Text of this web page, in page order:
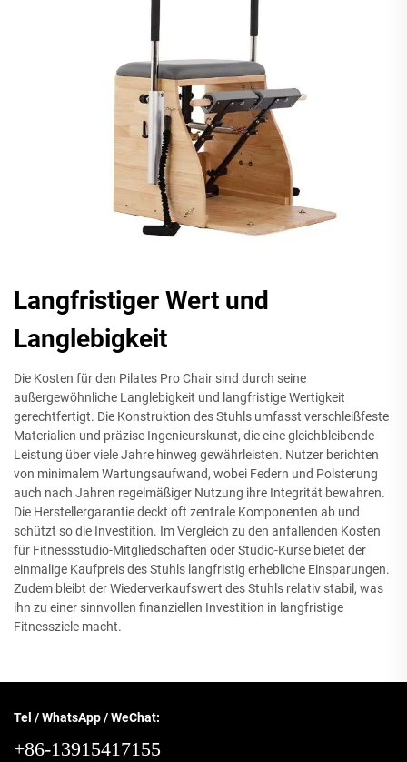
Langfristiger Wert und
Langlebigkeit
Die Kosten für den Pilates Pro Chair sind durch seine
außergewöhnliche Langlebigkeit und langfristige Wertigkeit
gerechtfertigt. Die Konstruktion des Stuhls umfasst verschleißfeste
Materialien und präzise Ingenieurskunst, die eine gleichbleibende
Leistung über viele Jahre hinweg gewährleisten. Nutzer berichten
von minimalem Wartungsaufwand, wobei Federn und Polsterung
auch nach Jahren regelmäßiger Nutzung ihre Integrität bewahren.
Die Herstellergarantie deckt oft zentrale Komponenten ab und
schützt so die Investition. Im Vergleich zu den anfallenden Kosten
für Fitnessstudio-Mitgliedschaften oder Studio-Kurse bietet der
einmalige Kaufpreis des Stuhls langfristig erhebliche Einsparungen.
Zudem bleibt der Wiederverkaufswert des Stuhls relativ stabil, was
ihn zu einer sinnvollen finanziellen Investition in langfristige
Fitnessziele macht.
Tel / WhatsApp / WeChat:
+86-13915417155